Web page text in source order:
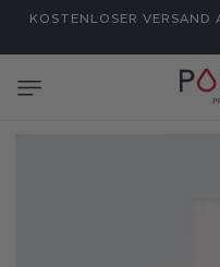
ZUMKOSTENLOSER